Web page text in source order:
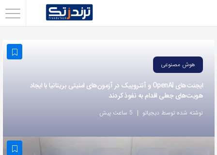
استفاده
روش‌های
زیر
این
هوش مصنوعی
ایجنت‌های OpenAI و آنتروپیک در آزمون‌های امنیتی بریتانیا با ایجاد
هویت‌های جعلی اقدام به نفوذ کردند
نوشته شده توسط دیجیاتو 5 ساعت پیش